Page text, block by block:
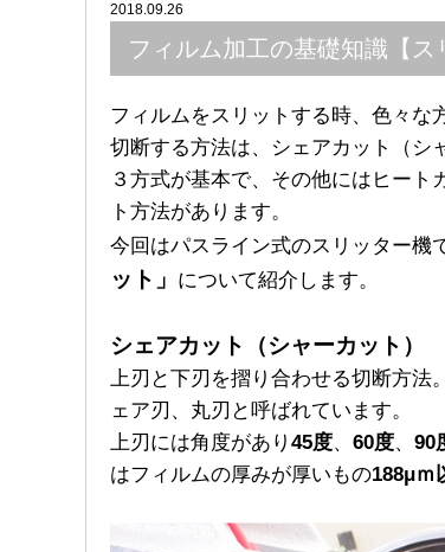
2018.09.26
フィルム加工の基礎知識【ス
フィルムをスリットする時、色々な
切断する方法は、シェアカット（シ
３方式が基本で、その他にはヒー
ト方法があります。
今回はパスライン式のスリッター機
ット」 について紹介します。
シェアカット（シャーカット）
上刃と下刃を摺り合わせる切断方法
ェア刃、丸刃と呼ばれています。
上刃には角度があり 45度、 60度、 90
はフィルムの厚みが厚いもの188μｍ